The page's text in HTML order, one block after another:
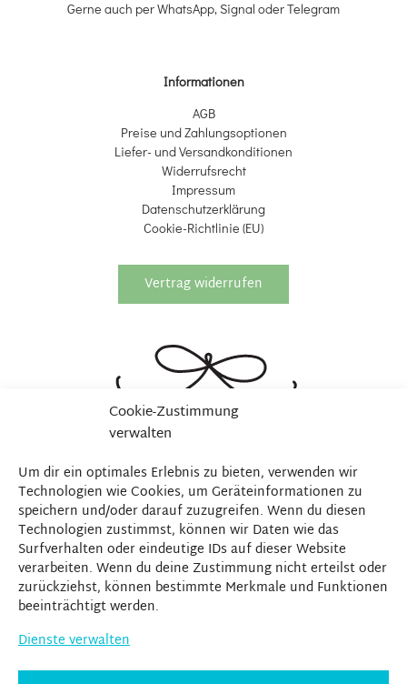
Cookie-Zustimmung
verwalten
Um dir ein optimales Erlebnis zu bieten, verwenden wir
Technologien wie Cookies, um Geräteinformationen zu
speichern und/oder darauf zuzugreifen. Wenn du diesen
Technologien zustimmst, können wir Daten wie das
Surfverhalten oder eindeutige IDs auf dieser Website
verarbeiten. Wenn du deine Zustimmung nicht erteilst oder
zurückziehst, können bestimmte Merkmale und Funktionen
beeinträchtigt werden.
Dienste verwalten
Gerne auch per WhatsApp, Signal oder Telegram
Informationen
AGB
Preise und Zahlungsoptionen
Liefer- und Versandkonditionen
Widerrufsrecht
Impressum
Datenschutzerklärung
Cookie-Richtlinie (EU)
Vertrag widerrufen